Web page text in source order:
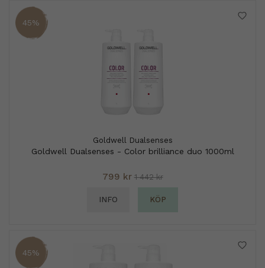
45%
Goldwell Dualsenses
Goldwell Dualsenses - Color brilliance duo 1000ml
799 kr 1 442 kr
INFO KÖP
45%